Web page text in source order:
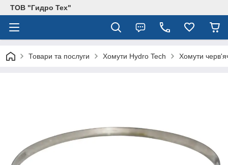
ТОВ "Гидро Тех"
Товари та послуги Хомути Hydro Tech Хомути